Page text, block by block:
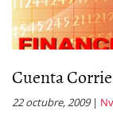
Cuenta
22 octubre, 2009|